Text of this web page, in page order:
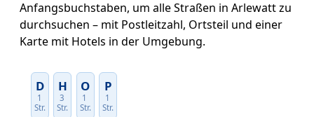
Anfangsbuchstaben, um alle Straßen in Arlewatt zu
durchsuchen – mit Postleitzahl, Ortsteil und einer
Karte mit Hotels in der Umgebung.
D
1
Str.
H
3
Str.
O
1
Str.
P
1
Str.